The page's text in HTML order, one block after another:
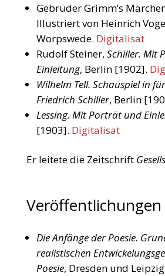
Gebrüder Grimm’s
Illustriert von Heinrich
Worpswede. Digitalisat
Rudolf Steiner, Schiller. Mit
Einleitung, Berlin [1902].
Wilhelm Tell. Schauspiel in
Friedrich Schiller, Berlin
Lessing. Mit Porträt und
[1903]. Digitalisat
Er leitete die Zeitschrift
Veröffentlichungen
Die Anfänge der Poesie.
realistischen
Poesie, Dresden und